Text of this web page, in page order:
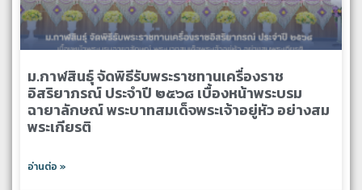
ม.กาฬสินธุ์ จัดพิธีรับพระราชทานเครื่องราช
อิสริยาภรณ์ ประจำปี ๒๕๖๘ เบื้องหน้าพระบรม
ฉายาลักษณ์ พระบาทสมเด็จพระเจ้าอยู่หัว อย่างสม
พระเกียรติ
อ่านต่อ »